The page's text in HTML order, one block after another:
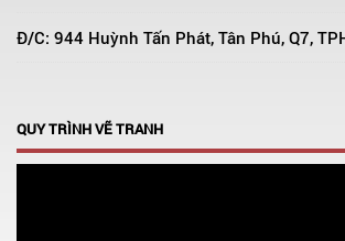
Đ/C: 944 Huỳnh Tấn Phát, Tân Phú, Q7,
QUY TRÌNH VẼ TRANH